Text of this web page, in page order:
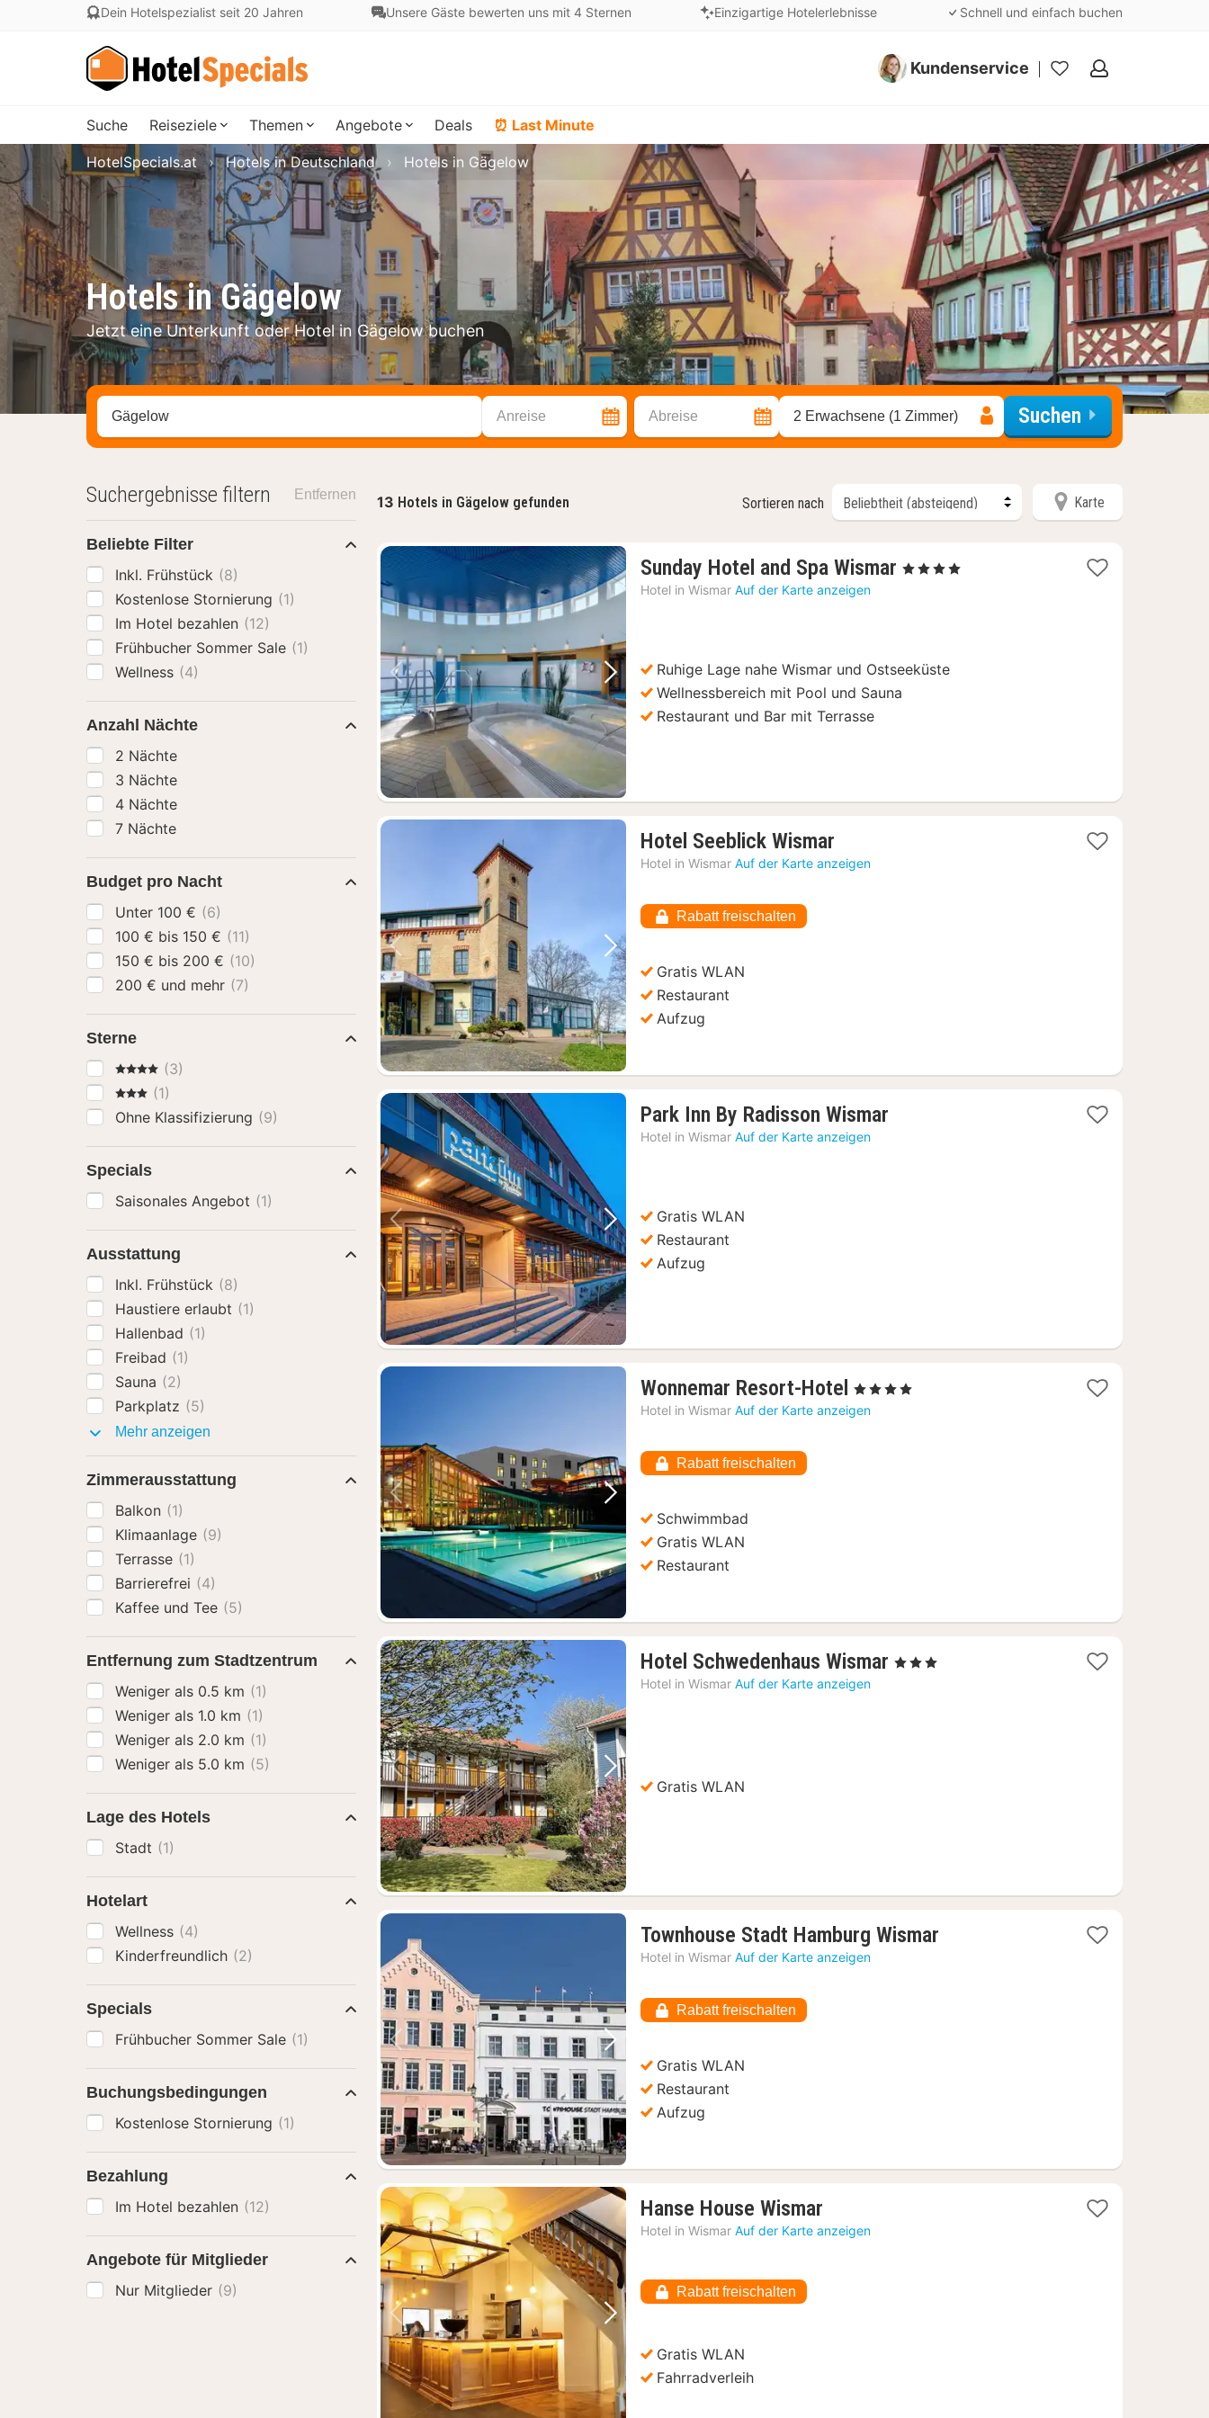
Dein Hotelspezialist seit 20 Jahren Unsere Gäste bewerten uns mit 4 Sternen Einzigartige Hotelerlebnisse Schnell und einfach buchen
Kundenservice
Meine
Suche Reiseziele Themen Angebote Deals ⏰ Last Minute
Hotels in Gägelow
Jetzt eine Unterkunft oder Hotel in Gägelow buchen
HotelSpecials.at Hotels in Deutschland Hotels in Gägelow
Stadt, Region oder Hotel suchen Anreise Abreise 2 Erwachsene (1 Zimmer) Suchen
13 Hotels in Gägelow gefunden Sortieren nach Karte
Vorheriges Bild Nächstes Bild
Sunday Hotel and Spa Wismar 2
, 4 Sterne
Hotel in Wismar Auf der Karte anzeigen
Ruhige Lage nahe Wismar und Ostseeküste
Wellnessbereich mit Pool und Sauna
Restaurant und Bar mit Terrasse
Vorheriges Bild Nächstes Bild
Hotel Seeblick Wismar
Nacht
Hotel in Wismar Auf der Karte anzeigen
Rabatt freischalten
Gratis WLAN
Restaurant
Aufzug
Vorheriges Bild Nächstes Bild
Park Inn By Radisson Wismar
Hotel in Wismar Auf der Karte anzeigen
Gratis WLAN
Restaurant
Aufzug
Vorheriges Bild Nächstes Bild
Wonnemar Resort-Hotel 1
Nacht
, 4 Sterne
Hotel in Wismar Auf der Karte anzeigen
Rabatt freischalten
Schwimmbad
Gratis WLAN
Restaurant
Vorheriges Bild Nächstes Bild
Hotel Schwedenhaus Wismar 1
, 3 Sterne
Hotel in Wismar Auf der Karte anzeigen
Gratis WLAN
Vorheriges Bild Nächstes Bild
Townhouse Stadt Hamburg Wismar
Hotel in Wismar Auf der Karte anzeigen
Rabatt freischalten
Gratis WLAN
Restaurant
Aufzug
Vorheriges Bild Nächstes Bild
Hanse House Wismar
Nacht
Hotel in Wismar Auf der Karte anzeigen
Rabatt freischalten
Gratis WLAN
Fahrradverleih
Suchergebnisse filtern Entfernen
Beliebte Filter
Inkl. Frühstück (8)
Kostenlose Stornierung (1)
Im Hotel bezahlen (12)
Frühbucher Sommer Sale (1)
Wellness (4)
Anzahl Nächte
2 Nächte
3 Nächte
4 Nächte
7 Nächte
Budget pro Nacht
Unter 100 € (6)
100 € bis 150 € (11)
150 € bis 200 € (10)
200 € und mehr (7)
Sterne
4 Sterne(3)
3 Sterne
(1)
Ohne Klassifizierung (9)
Specials
Saisonales Angebot (1)
Ausstattung
Inkl. Frühstück (8)
Haustiere erlaubt (1)
Hallenbad (1)
Freibad (1)
Sauna (2)
Parkplatz (5)
Mehr anzeigen
Zimmerausstattung
Balkon (1)
Klimaanlage (9)
Terrasse (1)
Barrierefrei (4)
Kaffee und Tee (5)
Entfernung zum Stadtzentrum
Weniger als 0.5 km (1)
Weniger als 1.0 km (1)
Weniger als 2.0 km (1)
Weniger als 5.0 km (5)
Lage des Hotels
Stadt (1)
Hotelart
Wellness (4)
Kinderfreundlich (2)
Specials
Frühbucher Sommer Sale (1)
Buchungsbedingungen
Kostenlose Stornierung (1)
Bezahlung
Im Hotel bezahlen (12)
Angebote für Mitglieder
Nur Mitglieder (9)